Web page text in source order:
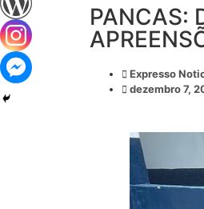
PANCAS:
Expresso
dezembro 7,